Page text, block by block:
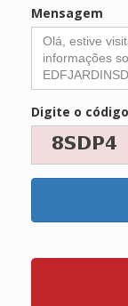
Mensagem
Digite o